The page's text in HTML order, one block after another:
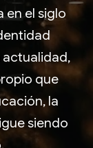
en el siglo
actualidad,
que
la
siendo